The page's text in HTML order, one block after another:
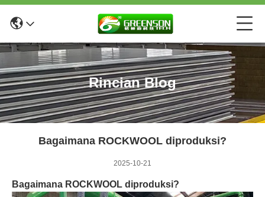
Rincian Blog
Bagaimana ROCKWOOL diproduksi?
2025-10-21
Bagaimana ROCKWOOL diproduksi?